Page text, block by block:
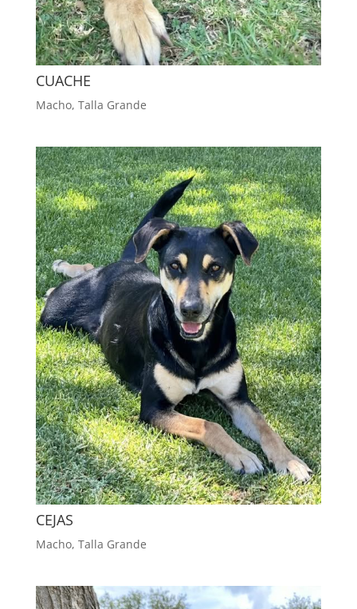
CUACHE
Macho, Talla Grande
CEJAS
Macho, Talla Grande